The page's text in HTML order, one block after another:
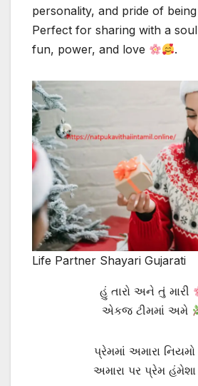
personality, and pride of
Perfect for sharing with a
fun, power, and love
.
Life Partner Shayari Gujarati
હું તારો અને તું મારી
એકજ ટીમમાં અમે
પ્રેમમાં અમારા નિયમો
અમારા પર પ્રેમ હંમેશા